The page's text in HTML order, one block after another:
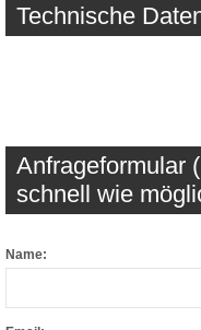
Technische
Anfrageformular
schnell wie
Name: